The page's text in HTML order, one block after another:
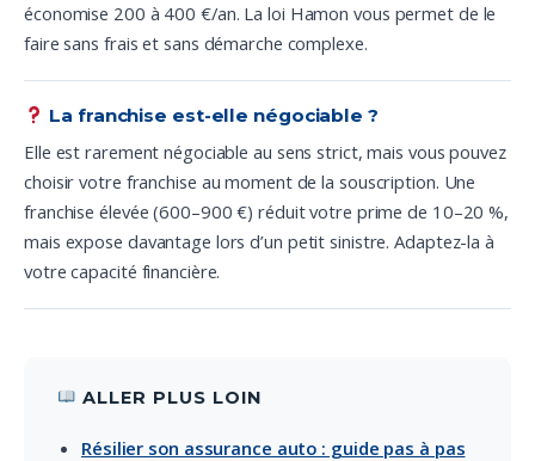
économise 200 à 400 €/an. La loi Hamon vous permet de le
faire sans frais et sans démarche complexe.
La franchise est-elle négociable ?
Elle est rarement négociable au sens strict, mais vous pouvez
choisir votre franchise au moment de la souscription. Une
franchise élevée (600–900 €) réduit votre prime de 10–20 %,
mais expose davantage lors d’un petit sinistre. Adaptez-la à
votre capacité financière.
ALLER PLUS LOIN
Résilier son assurance auto : guide pas à pas